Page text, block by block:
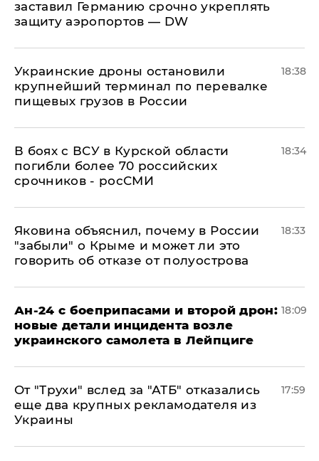
заставил Германию срочно укреплять
защиту аэропортов — DW
Украинские дроны остановили
крупнейший терминал по перевалке
пищевых грузов в России
18:38
В боях с ВСУ в Курской области
погибли более 70 российских
срочников - росСМИ
18:34
Яковина объяснил, почему в России
"забыли" о Крыме и может ли это
говорить об отказе от полуострова
18:33
Ан-24 с боеприпасами и второй дрон:
новые детали инцидента возле
украинского самолета в Лейпциге
18:09
От "Трухи" вслед за "АТБ" отказались
еще два крупных рекламодателя из
Украины
17:59